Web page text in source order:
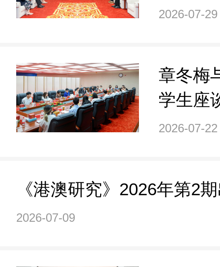
美娟一
2026-07-29
章冬梅
学生座
2026-07-22
《港澳研究》2026年第2
2026-07-09